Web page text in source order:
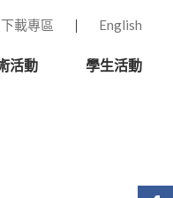
下載專區 English
活動 學生活動